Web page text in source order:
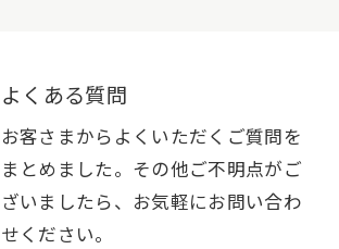
よくある質問
お客さまからよくいただくご質問を
まとめました。その他ご不明点がご
ざいましたら、お気軽にお問い合わ
せください。